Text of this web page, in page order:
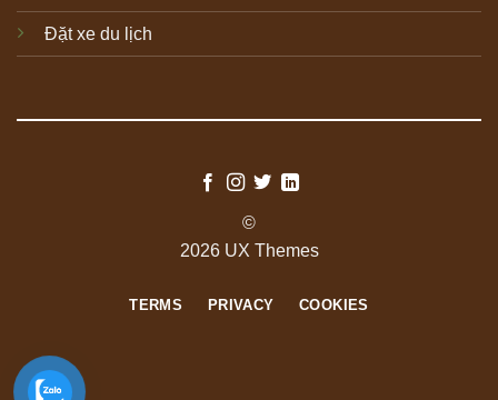
Đặt xe du lịch
©
2026 UX Themes
TERMS PRIVACY COOKIES